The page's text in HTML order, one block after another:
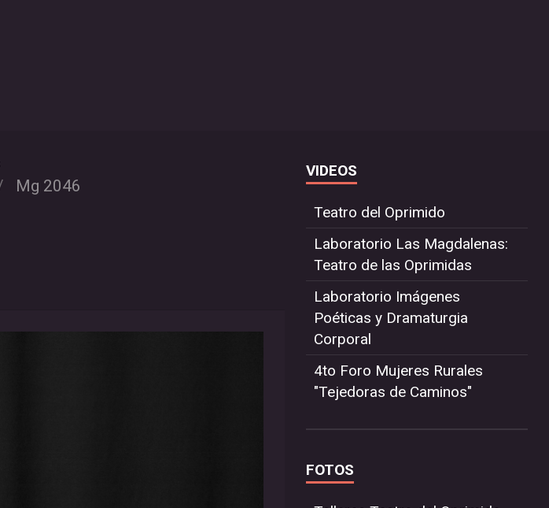
Mg 2046
VIDEOS
Teatro del Oprimido
Laboratorio Las Magdalenas:
Teatro de las Oprimidas
Laboratorio Imágenes
Poéticas y Dramaturgia
Corporal
4to Foro Mujeres Rurales
"Tejedoras de Caminos"
FOTOS